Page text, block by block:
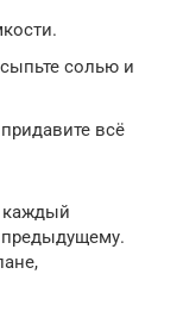
солью и
всё
каждый